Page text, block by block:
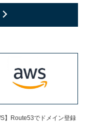
】Route53でドメイン登録